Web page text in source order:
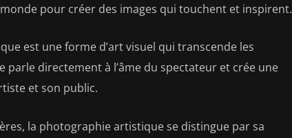
pour créer des images qui touchent et inspirent.
est une forme d’art visuel qui transcende les
directement à l’âme du spectateur et crée une
et son public.
la photographie artistique se distingue par sa